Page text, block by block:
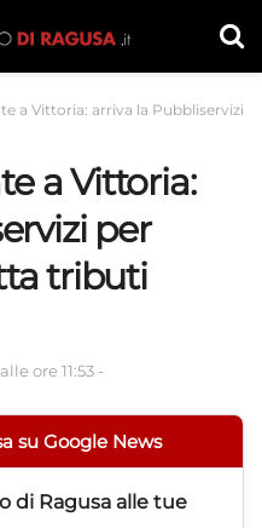
a Vittoria: arriva la Pubbliservizi
a Vittoria:
per
tributi
ore 11:53 -
su Google News
di Ragusa alle tue